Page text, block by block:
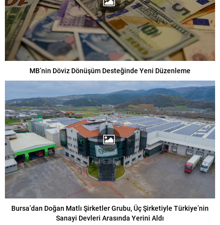
MB’nin Döviz Dönüşüm Desteğinde Yeni Düzenleme
Bursa’dan Doğan Matlı Şirketler Grubu, Üç Şirketiyle Türkiye’nin
Sanayi Devleri Arasında Yerini Aldı